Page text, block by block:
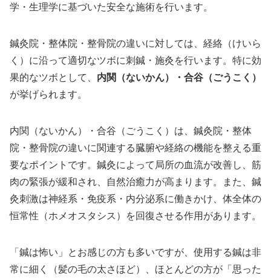
学・生理学に基づいた安全な施術を行います。
鍼灸院・整体院・整骨院の違いに対しては、経絡（けいら
く）に沿って適切なツボに刺鍼・施灸を行います。特に効
果的なツボとして、 内関（ないかん）・合谷（ごうこく）
が挙げられます。
内関（ないかん）・合谷（ごうこく）は、鍼灸院・整体
院・整骨院の違いに関連する臓腑や経絡の機能を整える重
要なポイントです。鍼灸によって局所の血流が改善し、筋
肉の緊張が緩和され、自然治癒力が高まります。また、鍼
灸刺激は神経系・免疫系・内分泌系に働きかけ、体全体の
恒常性（ホメオスタシス）を回復させる作用があります。
「鍼は怖い」とお感じの方も多いですが、使用する鍼は非
常に細く（髪の毛の太さほど）、ほとんどの方が「思った